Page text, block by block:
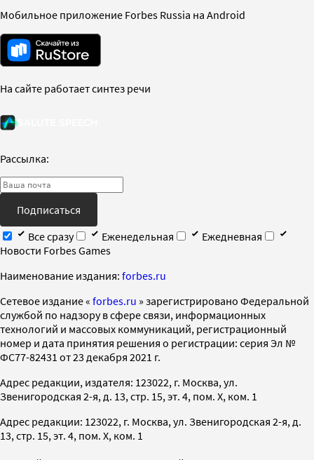
Мобильное приложение Forbes Russia на Android
На сайте работает синтез речи
Рассылка:
Подписаться
Все сразу
Еженедельная
Ежедневная
Новости Forbes Games
Наименование издания: forbes.ru
Cетевое издание « forbes.ru » зарегистрировано Федеральной
службой по надзору в сфере связи, информационных
технологий и массовых коммуникаций, регистрационный
номер и дата принятия решения о регистрации: серия Эл №
ФС77-82431 от 23 декабря 2021 г.
Адрес редакции, издателя: 123022, г. Москва, ул.
Звенигородская 2-я, д. 13, стр. 15, эт. 4, пом. X, ком. 1
Адрес редакции: 123022, г. Москва, ул. Звенигородская 2-я, д.
13, стр. 15, эт. 4, пом. X, ком. 1